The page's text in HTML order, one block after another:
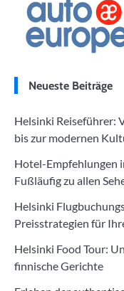
Neueste Beiträge
Helsinki Reiseführer:
bis zur modernen
Hotel-Empfehlungen
Fußläufig zu allen
Helsinki
Preisstrategien für
Helsinki Food Tour:
finnische Gerichte